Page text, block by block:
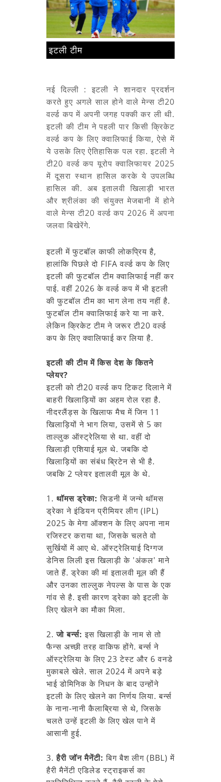
इटली टीम
नई दिल्ली : इटली ने शानदार प्रदर्शन
करते हुए अगले साल होने वाले मेन्स टी20
वर्ल्ड कप में अपनी जगह पक्की कर ली थी.
इटली की टीम ने पहली पार किसी क्रिकेट
वर्ल्ड कप के लिए क्वालिफाई किया, ऐसे में
ये उसके लिए ऐतिहासिक पल रहा. इटली ने
टी20 वर्ल्ड कप यूरोप क्वालिफायर 2025
में दूसरा स्थान हासिल करके ये उपलब्धि
हासिल की. अब इतालवी खिलाड़ी भारत
और श्रीलंका की संयुक्त मेजबानी में होने
वाले मेन्स टी20 वर्ल्ड कप 2026 में अपना
जलवा बिखेरेंगे.
इटली में फुटबॉल काफी लोकप्रिय है,
हालांकि पिछले दो FIFA वर्ल्ड कप के लिए
इटली की फुटबॉल टीम क्वालिफाई नहीं कर
पाई. वहीं 2026 के वर्ल्ड कप में भी इटली
की फुटबॉल टीम का भाग लेना तय नहीं है.
फुटबॉल टीम क्वालिफाई करे या ना करे.
लेकिन क्रिकेट टीम ने जरूर टी20 वर्ल्ड
कप के लिए क्वालिफाई कर लिया है.
इटली की टीम में किस देश के कितने
प्लेयर?
इटली को टी20 वर्ल्ड कप टिकट दिलाने में
बाहरी खिलाड़ियों का अहम रोल रहा है.
नीदरलैंड्स के खिलाफ मैच में जिन 11
खिलाड़ियों ने भाग लिया, उसमें से 5 का
ताल्लुक ऑस्ट्रेलिया से था. वहीं दो
खिलाड़ी एशियाई मूल थे. जबकि दो
खिलाड़ियों का संबंध ब्रिटेन से भी है.
जबकि 2 प्लेयर इतालवी मूल के थे.
1. थॉमस ड्रेका:सिडनी में जन्मे थॉमस
ड्रेका ने इंडियन प्रीमियर लीग (IPL)
2025 के मेगा ऑक्शन के लिए अपना नाम
रजिस्टर कराया था, जिसके चलते वो
सुर्खियों में आए थे. ऑस्ट्रेलियाई दिग्गज
डेनिस लिली इस खिलाड़ी के 'अंकल' माने
जाते हैं. ड्रेका की मां इतालवी मूल की हैं
और उनका ताल्लुक नेपल्स के पास के एक
गांव से है. इसी कारण ड्रेका को इटली के
लिए खेलने का मौका मिला.
2.जो बर्न्स:इस खिलाड़ी के नाम से तो
फैन्स अच्छी तरह वाकिफ होंगे. बर्न्स ने
ऑस्ट्रेलिया के लिए 23 टेस्ट और 6 वनडे
मुकाबले खेले. साल 2024 में अपने बड़े
भाई डोमिनिक के निधन के बाद उन्होंने
इटली के लिए खेलने का निर्णय लिया. बर्न्स
के नाना-नानी कैलाब्रिया से थे, जिसके
चलते उन्हें इटली के लिए खेल पाने में
आसानी हुई.
3.हैरी जॉन मैनेंटी: बिग बैश लीग (BBL) में
हैरी मैनेंटी एडिलेड स्ट्राइकर्स का